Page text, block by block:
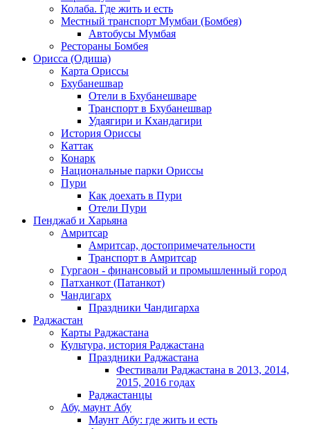
Колаба. Где жить и есть
Местный транспорт Мумбаи (Бомбея)
Автобусы Мумбая
Рестораны Бомбея
Орисса (Одиша)
Карта Ориссы
Бхубанешвар
Отели в Бхубанешваре
Транспорт в Бхубанешвар
Удаягири и Кхандагири
История Ориссы
Каттак
Конарк
Национальные парки Ориссы
Пури
Как доехать в Пури
Отели Пури
Пенджаб и Харьяна
Амритсар
Амритсар, достопримечательности
Транспорт в Амритсар
Гургаон - финансовый и промышленный город
Патханкот (Патанкот)
Чандигарх
Праздники Чандигарха
Раджастан
Карты Раджастана
Культура, история Раджастана
Праздники Раджастана
Фестивали Раджастана в 2013, 2014,
2015, 2016 годах
Раджастанцы
Абу, маунт Абу
Маунт Абу: где жить и есть